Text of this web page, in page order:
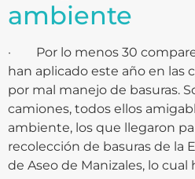
ambiente
· Por lo menos 30
han aplicado este año en las
por mal manejo de basuras.
camiones, todos ellos
ambiente, los que llegaron
recolección de basuras de la
de Aseo de Manizales, lo cual